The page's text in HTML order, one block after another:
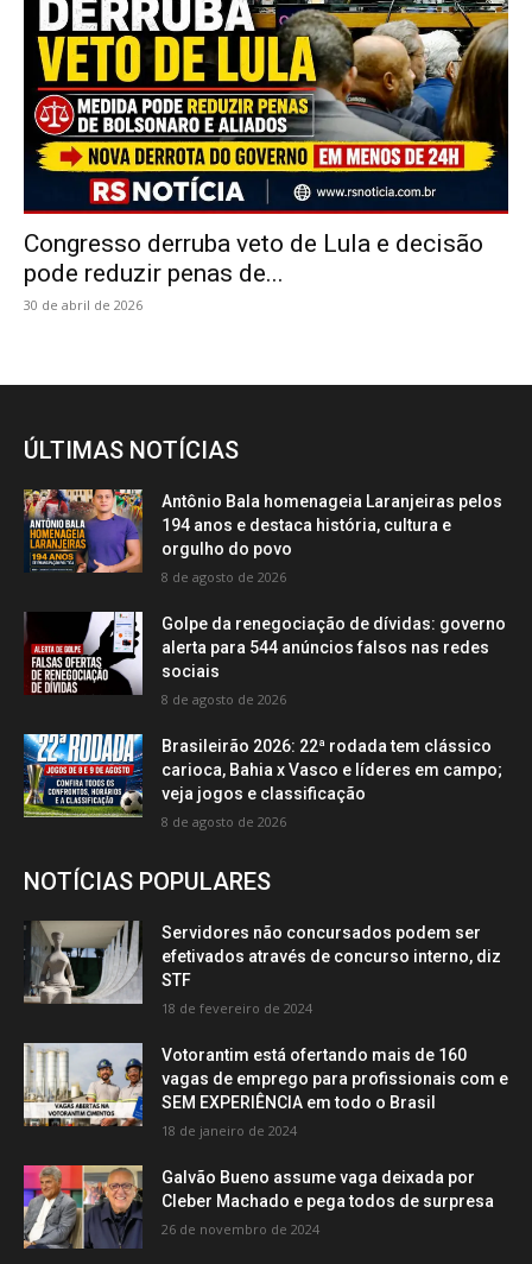
Congresso derruba veto de Lula e decisão
pode reduzir penas de...
30 de abril de 2026
ÚLTIMAS NOTÍCIAS
Antônio Bala homenageia Laranjeiras pelos
194 anos e destaca história, cultura e
orgulho do povo
8 de agosto de 2026
Golpe da renegociação de dívidas: governo
alerta para 544 anúncios falsos nas redes
sociais
8 de agosto de 2026
Brasileirão 2026: 22ª rodada tem clássico
carioca, Bahia x Vasco e líderes em campo;
veja jogos e classificação
8 de agosto de 2026
NOTÍCIAS POPULARES
Servidores não concursados podem ser
efetivados através de concurso interno, diz
STF
18 de fevereiro de 2024
Votorantim está ofertando mais de 160
vagas de emprego para profissionais com e
SEM EXPERIÊNCIA em todo o Brasil
18 de janeiro de 2024
Galvão Bueno assume vaga deixada por
Cleber Machado e pega todos de surpresa
26 de novembro de 2024